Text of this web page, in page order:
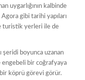
uygarlığının kalbinde
gibi tarihi yapıları
turistik yerleri ile de
şeridi boyunca uzanan
engebeli bir coğrafyaya
köprü görevi görür.